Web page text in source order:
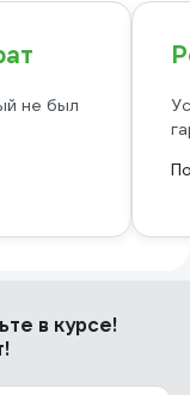
не был
в курсе!